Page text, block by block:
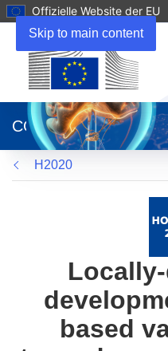
Skip to main content
Offizielle Website der EU
neuem
Fenster)
CORDIS
H2020
based